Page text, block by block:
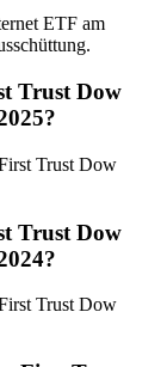
ETF am
Trust Dow
Trust Dow
Trust Dow
Trust Dow